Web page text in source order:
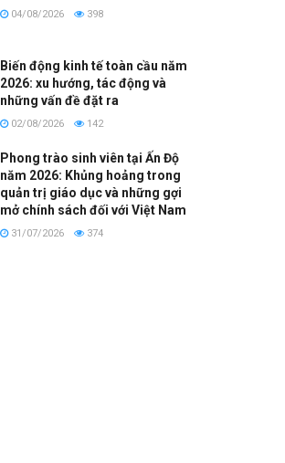
04/08/2026 398
Biến động kinh tế toàn cầu năm
2026: xu hướng, tác động và
những vấn đề đặt ra
02/08/2026 142
Phong trào sinh viên tại Ấn Độ
năm 2026: Khủng hoảng trong
quản trị giáo dục và những gợi
mở chính sách đối với Việt Nam
31/07/2026 374